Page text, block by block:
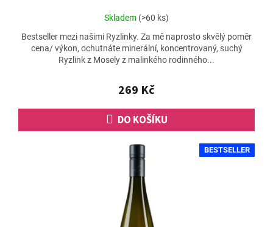
Průměrné
produktu
je
4,7
5
hvězdiček.
Skladem (>60 ks)
269 Kč
DO KOŠÍKU
Bestseller mezi našimi Ryzlinky. Za mě naprosto skvělý poměr
cena/ výkon, ochutnáte minerální, koncentrovaný, suchý
Ryzlink z Mosely z malinkého rodinného...
BESTSELLER